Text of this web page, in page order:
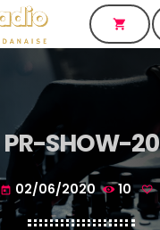
shopping_cart
PR-SHOW-20
today 02/06/2020 10